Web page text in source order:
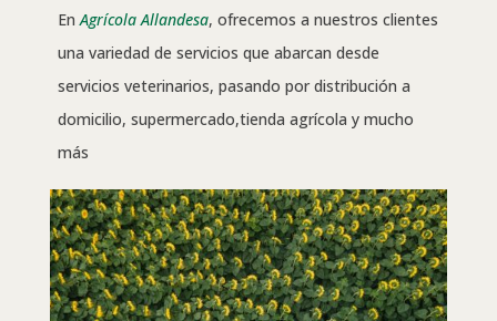
EnAgrícola Allandesa, ofrecemos a nuestros clientes
una variedad de servicios que abarcan desde
servicios veterinarios, pasando por distribución a
domicilio, supermercado,tienda agrícola y mucho
más